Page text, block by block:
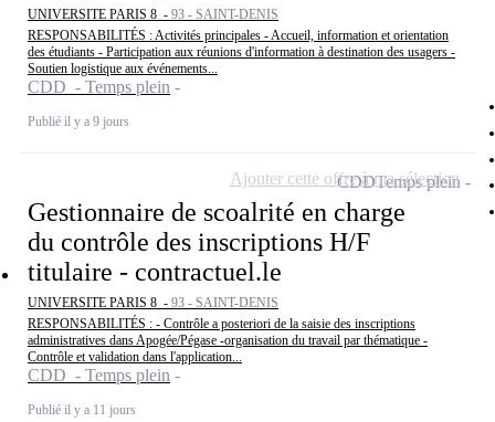
UNIVERSITE PARIS 8 - 93 - SAINT-DENIS
RESPONSABILITÉS : Activités principales - Accueil, information et orientation
des étudiants - Participation aux réunions d'information à destination des usagers -
Soutien logistique aux événements...
CDD - Temps plein
Publié il y a 9 jours
Gestionnaire de scoalrité en charge
du contrôle des inscriptions H/F
titulaire - contractuel.le
UNIVERSITE PARIS 8 - 93 - SAINT-DENIS
RESPONSABILITÉS : - Contrôle a posteriori de la saisie des inscriptions
administratives dans Apogée/Pégase -organisation du travail par thématique -
Contrôle et validation dans l'application...
CDD - Temps plein
Publié il y a 11 jours
CDDTemps plein
Ajouter cette offre à ma sélection